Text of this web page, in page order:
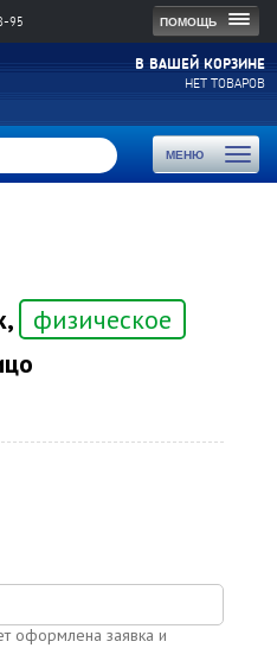
ПОМОЩЬ
95
В ВАШЕЙ КОРЗИНЕ
НЕТ ТОВАРОВ
МЕНЮ
Toggle
физическое
оформлена заявка и